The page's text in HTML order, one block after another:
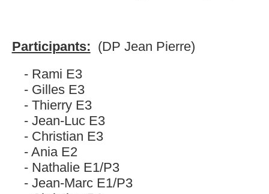
Participants: (DP Jean Pierre)
Rami E3
Gilles E3
Thierry E3
Jean-Luc E3
Christian E3
Ania E2
Nathalie E1/P3
Jean-Marc E1/P3